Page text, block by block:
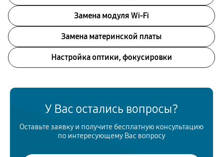
Замена модуля Wi-Fi
Замена материнской платы
Настройка оптики, фокусировки
У Вас остались вопросы?
Оставьте заявку и получите бесплатную консультацию
по интересующему Вас вопросу